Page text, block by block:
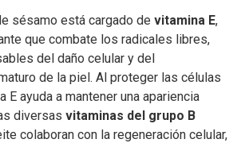
sésamo está cargado de vitamina E,
que combate los radicales libres,
del daño celular y del
de la piel. Al proteger las células
E ayuda a mantener una apariencia
diversas vitaminas del grupo B
colaboran con la regeneración celular,